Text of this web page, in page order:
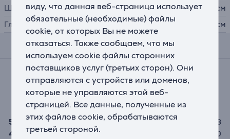
виду, что данная веб-страница использует
обязательные (необходимые) файлы
cookie, от которых Вы не можете
отказаться. Также сообщаем, что мы
используем cookie файлы сторонних
поставщиков услуг (третьих сторон). Они
отправляются с устройств или доменов,
которые не управляются этой веб-
страницей. Все данные, полученные из
этих файлов cookie, обрабатываются
третьей стороной.
Ширина
23 см
Глубина
20 см
Отзывы
Средняя оценка
(3)
5,0
5
3
4
0